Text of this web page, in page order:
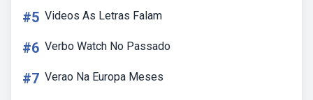
#5 Videos As Letras Falam
#6 Verbo Watch No Passado
#7 Verao Na Europa Meses